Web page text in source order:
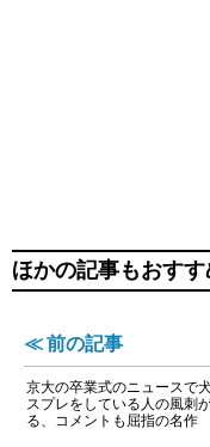
ほかの記事もおすす
≪ 前の記事
京大の卒業式のニュースで
スプレをしている人の風刺
る、コメントも屈指の名作